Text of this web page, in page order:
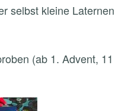
selbst kleine
(ab 1. Advent,